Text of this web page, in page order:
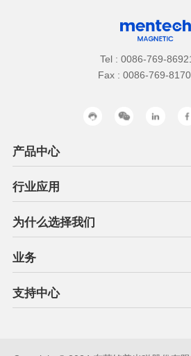
Tel : 0086-769-
Fax : 0086-769-
产品中心
行业应用
为什么选择我们
业务
支持中心